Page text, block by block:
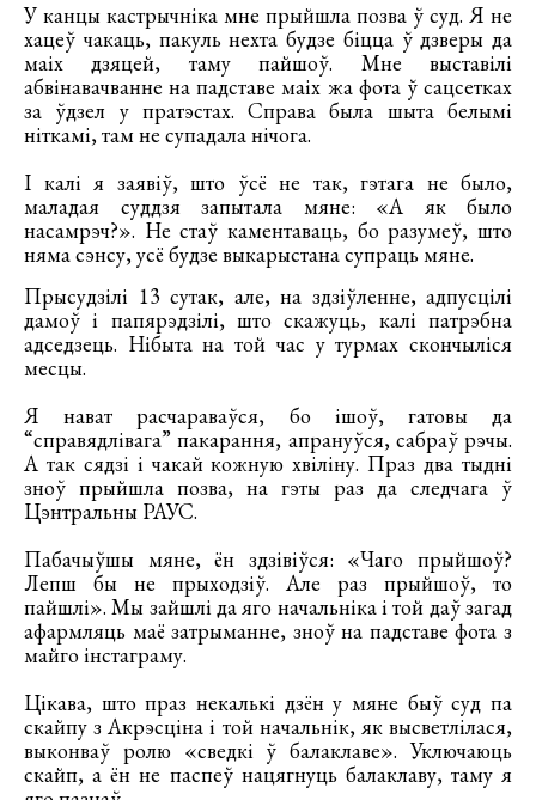
У канцы кастрычніка мне прыйшла позва ў суд. Я не
хацеў чакаць, пакуль нехта будзе біцца ў дзверы да
маіх дзяцей, таму пайшоў. Мне выставілі
абвінавачванне на падставе маіх жа фота ў сацсетках
за ўдзел у пратэстах. Справа была шыта белымі
ніткамі, там не супадала нічога.
І калі я заявіў, што ўсё не так, гэтага не было,
маладая суддзя запытала мяне: «А як было
насамрэч?». Не стаў каментаваць, бо разумеў, што
няма сэнсу, усё будзе выкарыстана супраць мяне.
Прысудзілі 13 сутак, але, на здзіўленне, адпусцілі
дамоў і папярэдзілі, што скажуць, калі патрэбна
адседзець. Нібыта на той час у турмах скончыліся
месцы.
Я нават расчараваўся, бо ішоў, гатовы да
“справядлівага” пакарання, апрануўся, сабраў рэчы.
А так сядзі і чакай кожную хвіліну. Праз два тыдні
зноў прыйшла позва, на гэты раз да следчага ў
Цэнтральны РАУС.
Пабачыўшы мяне, ён здзівіўся: «Чаго прыйшоў?
Лепш бы не прыходзіў. Але раз прыйшоў, то
пайшлі». Мы зайшлі да яго начальніка і той даў загад
афармляць маё затрыманне, зноў на падставе фота з
майго інстаграму.
Цікава, што праз некалькі дзён у мяне быў суд па
скайпу з Акрэсціна і той начальнік, як высветлілася,
выконваў ролю «сведкі ў балаклаве». Уключаюць
скайп, а ён не паспеў нацягнуць балаклаву, таму я